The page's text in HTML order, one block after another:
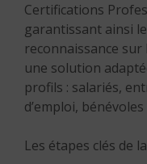
Certifications
garantissant ainsi
reconnaissance
une solution
profils : salariés,
d’emploi,
Les étapes clés de la